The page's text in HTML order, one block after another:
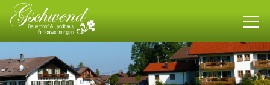
Bauernhof